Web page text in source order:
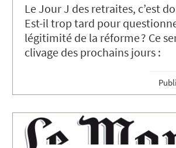
Le Jour J des retraites, c’est
Est-il trop tard pour
légitimité de la réforme ? Ce
clivage des prochains jours :